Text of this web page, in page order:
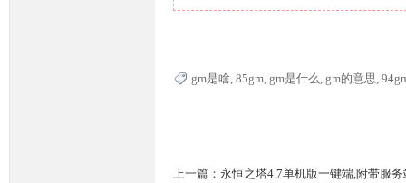
gm是啥, 85gm, gm是什么, gm的意思,
上一篇： 永恒之塔4.7单机版一键端,附带服